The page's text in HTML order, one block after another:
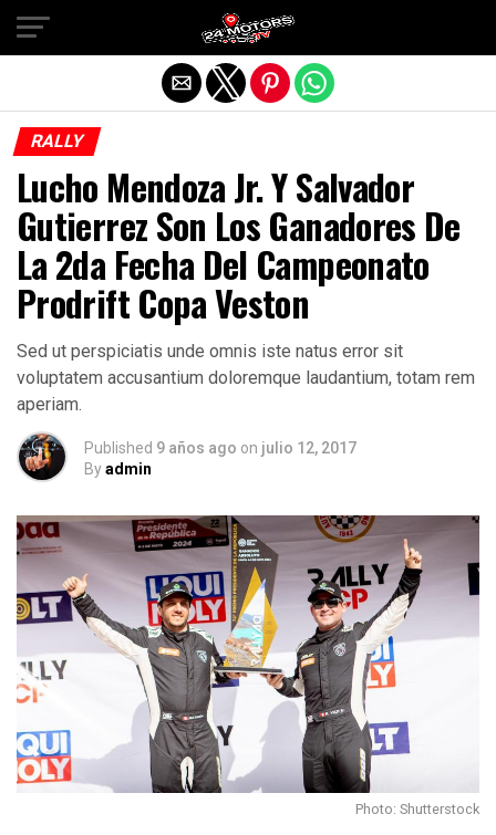
RALLY
Lucho Mendoza Jr. Y Salvador
Gutierrez Son Los Ganadores De
La 2da Fecha Del Campeonato
Prodrift Copa Veston
Sed ut perspiciatis unde omnis iste natus error sit
voluptatem accusantium doloremque laudantium, totam rem
aperiam.
Published 9 años ago on julio 12, 2017
Byadmin
Photo: Shutterstock
Salir de la versión móvil